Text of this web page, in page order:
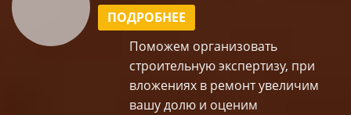
ПОДРОБНЕЕ
Поможем организовать
строительную экспертизу, при
вложениях в ремонт увеличим
вашу долю и оценим